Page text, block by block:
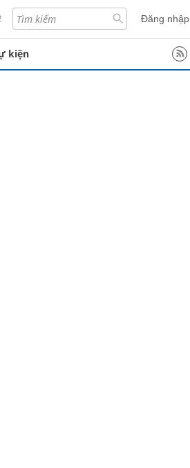
Đăng nhập
kiện